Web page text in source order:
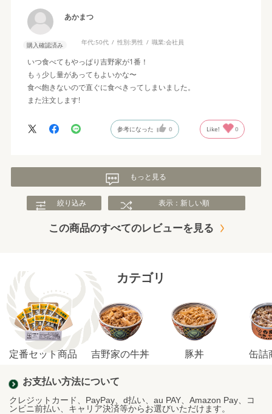
あかまつ
購入確認済み 年代:50代 性別:男性 職業:会社員
いつ食べてもやっぱり吉野家が1番！
もぅ少し量があってもよいかな〜
食べ飽きないので直ぐに食べきってしまいました。
また注文します!
参考になった 0 Like! 0
もっと見る
絞り込み 表示：新しい順
この商品のすべてのレビューを見る
カテゴリ
定番セット商品 吉野家の牛丼 豚丼 缶詰
お支払い方法について
クレジットカード、PayPay、d払い、au PAY、Amazon Pay、コ
ンビニ前払い、キャリア決済等からお選びいただけます。